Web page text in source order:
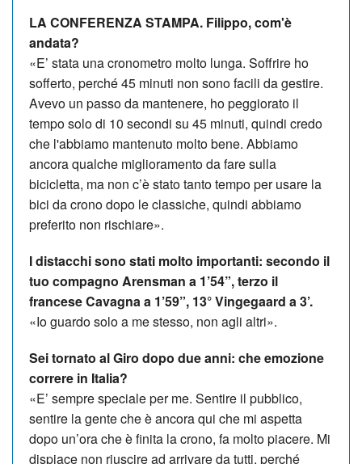
LA CONFERENZA STAMPA. Filippo, com'è
andata?
«E’ stata una cronometro molto lunga. Soffrire ho
sofferto, perché 45 minuti non sono facili da gestire.
Avevo un passo da mantenere, ho peggiorato il
tempo solo di 10 secondi su 45 minuti, quindi credo
che l'abbiamo mantenuto molto bene. Abbiamo
ancora qualche miglioramento da fare sulla
bicicletta, ma non c’è stato tanto tempo per usare la
bici da crono dopo le classiche, quindi abbiamo
preferito non rischiare».
I distacchi sono stati molto importanti: secondo il
tuo compagno Arensman a 1’54”, terzo il
francese Cavagna a 1’59”, 13° Vingegaard a 3’.
«Io guardo solo a me stesso, non agli altri».
Sei tornato al Giro dopo due anni: che emozione
correre in Italia?
«E’ sempre speciale per me. Sentire il pubblico,
sentire la gente che è ancora qui che mi aspetta
dopo un’ora che è finita la crono, fa molto piacere. Mi
dispiace non riuscire ad arrivare da tutti, perché